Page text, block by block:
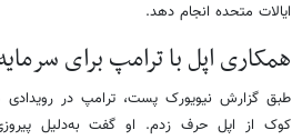
ایالات متحده انجام دهد.
همکاری اپل با ترامپ برای
طبق گزارش نیویورک پست، ترامپ در
کوک از اپل حرف زدم. او گفت به‌دلیل